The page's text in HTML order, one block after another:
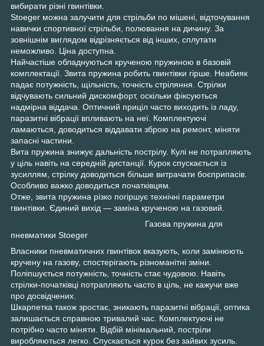
вибирати різні гвинтівки.
Stoeger можна залучити для стрільби по мішені, відточування
навички спортивної стрільби, полювання на дичину. За
зовнішнім виглядом відрізняється від інших, сплутати
неможливо. Ціна доступна.
Найчастіше обладнуються крученою пружиною в базовій
комплектації. Звита пружина робить гвинтівки гірше. Неабияк
падає потужність, щільність, точність стріляння. Стрілки
відчувають сильний дискомфорт, оскільки фіксуються
надмірна віддача. Оптичний приціл часто виходить із ладу,
паразитні вібрації впливають на неї. Комплектуючі
ламаються, доводиться віддавати зброю на ремонт, міняти
запасні частини.
Вита пружина знижує дальність пострілу. Кулі не потрапляють
у ціль навіть на середній дистанції. Курок спускається із
зусиллям, стрілку доводиться більше витрачати боєприпасів.
Особливо важко доводиться початківцям.
Отже, звита пружина різко погіршує технічні параметри
гвинтівки. Єдиний вихід — заміна крученою на газовий.
Газова пружина для
пневматики Stoeger
Власники пневматичних гвинтівок вказують, коли замінюють
кручену на газову, спостерігають різноманітні зміни.
Поліпшується потужність, точність стає чудовою. Навіть
стрілки-початківці потрапляють часто в ціль, не кажучи вже
про досвідчених.
Шкарпетка також зростає, зникають паразитні вібрації, оптика
залишається справною тривалий час. Комплектуючі не
потрібно часто міняти. Відбій мінімальний, постріли
виробляються легко. Спускається курок без зайвих зусиль.